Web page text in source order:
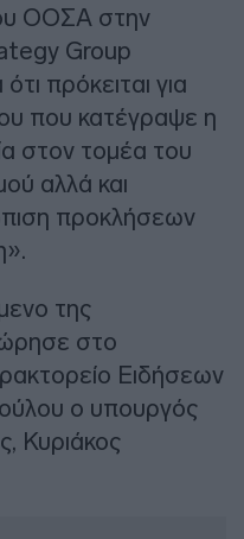
ΟΟΣΑ στην
Group
πρόκειται για
που κατέγραψε η
στον τομέα του
αλλά και
προκλήσεων
της
στο
Ειδήσεων
ο υπουργός
Κυριάκος